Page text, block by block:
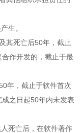
生。
其死亡后50年，截止
作开发的，截止于最
年，截止于软件首次
之日起50年内未发表
死亡后，在软件著作